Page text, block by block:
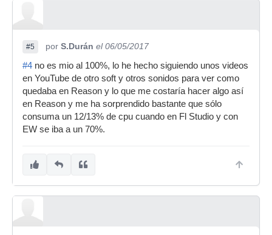
#5 por S.Durán el 06/05/2017
#4 no es mio al 100%, lo he hecho siguiendo unos videos
en YouTube de otro soft y otros sonidos para ver como
quedaba en Reason y lo que me costaría hacer algo así
en Reason y me ha sorprendido bastante que sólo
consuma un 12/13% de cpu cuando en Fl Studio y con
EW se iba a un 70%.